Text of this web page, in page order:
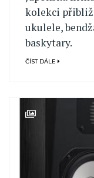
kolekci
ukulele,
baskytary.
ČÍST DÁLE